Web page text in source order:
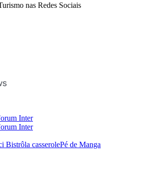
nas Redes Sociais
Bistrôla casserolePé de Manga